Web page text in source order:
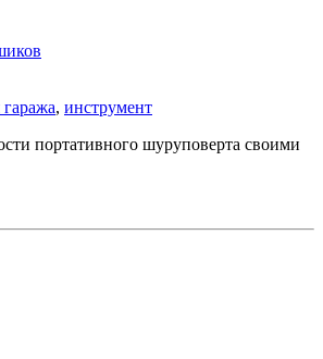
, инструмент
портативного шуруповерта своими